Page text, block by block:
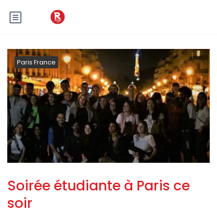
Paris France
Soirée étudiante à Paris ce
soir